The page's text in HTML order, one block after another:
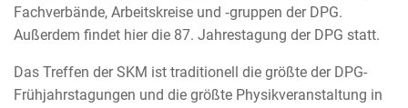
Fachverbände, Arbeitskreise und ‑gruppen der DPG.
Außerdem findet hier die 87. Jahrestagung der DPG statt.
Das Treffen der SKM ist traditionell die größte der DPG-
Frühjahrstagungen und die größte Physikveranstaltung in